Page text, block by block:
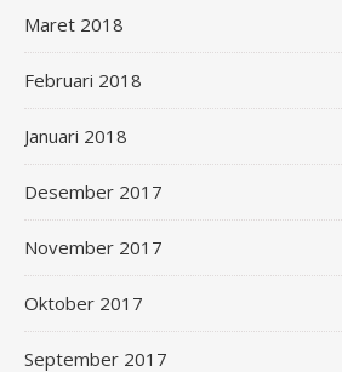
Maret 2018
Februari 2018
Januari 2018
Desember 2017
November 2017
Oktober 2017
September 2017